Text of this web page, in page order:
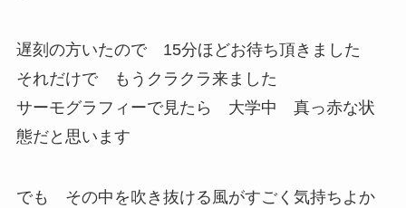
遅刻の方いたので 15分ほどお待ち頂きました
それだけで もうクラクラ来ました
サーモグラフィーで見たら 大学中 真っ赤な状
態だと思います
でも その中を吹き抜ける風がすごく気持ちよか